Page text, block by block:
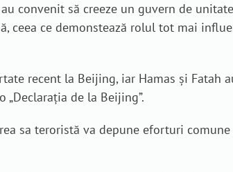
convenit să creeze un guvern de
ceea ce demonstează rolul tot mai
recent la Beijing, iar Hamas și Fatah
de la Beijing”.
sa teroristă va depune eforturi